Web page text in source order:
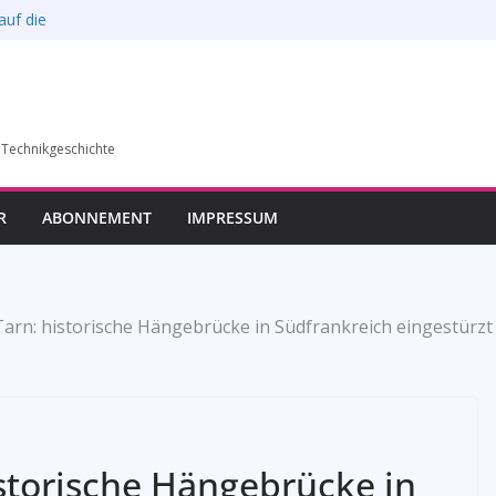
die
in Bochum vom
ABONNEMENT IMPRESSUM
historische Hängebrücke in Südfrankreich eingestürzt
Hängebrücke in